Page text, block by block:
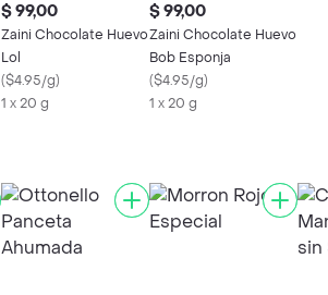
$ 99,00
Zaini Chocolate Huevo
Lol
($4.95/g)
1 x 20 g
$ 99,00
Zaini Chocolate Huevo
Bob Esponja
($4.95/g)
1 x 20 g